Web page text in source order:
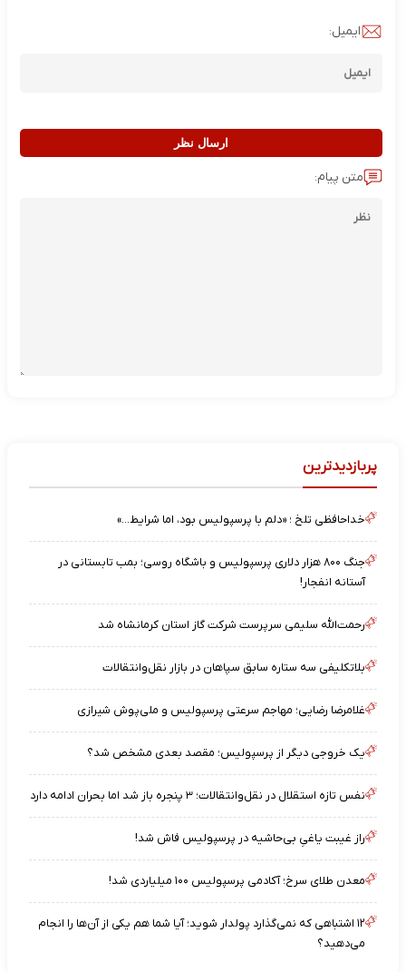
ایمیل:
ارسال نظر
متن پیام:
پربازدیدترین
خداحافظی تلخ ؛ «دلم با پرسپولیس بود، اما شرایط…»
جنگ ۸۰۰ هزار دلاری پرسپولیس و باشگاه روسی؛ بمب تابستانی در
آستانه انفجار!
رحمت‌الله سلیمی سرپرست شرکت گاز استان کرمانشاه شد
بلاتکلیفی سه ستاره سابق سپاهان در بازار نقل‌وانتقالات
غلامرضا رضایی؛ مهاجم سرعتی پرسپولیس و ملی‌پوش شیرازی
یک خروجی دیگر از پرسپولیس؛ مقصد بعدی مشخص شد؟
نفس تازه استقلال در نقل‌وانتقالات؛ ۳ پنجره باز شد اما بحران ادامه دارد
راز غیبت یاغیِ بی‌حاشیه در پرسپولیس فاش شد!
معدن طلای سرخ؛ آکادمی پرسپولیس ۱۰۰ میلیاردی شد!
۱۲ اشتباهی که نمی‌گذارد پولدار شوید؛ آیا شما هم یکی از آن‌ها را انجام
می‌دهید؟